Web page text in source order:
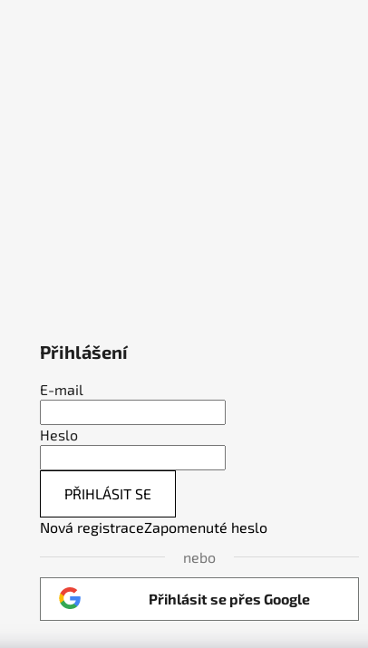
Přihlášení
E-mail
Heslo
PŘIHLÁSIT SE
Nová registraceZapomenuté heslo
nebo
Přihlásit se přes Google